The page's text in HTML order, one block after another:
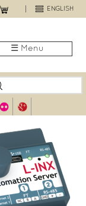
ENGLISH
☰ Menu